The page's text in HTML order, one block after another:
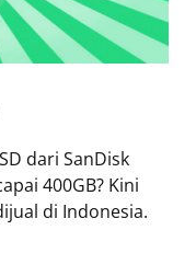
dari SanDisk
400GB? Kini
di Indonesia.